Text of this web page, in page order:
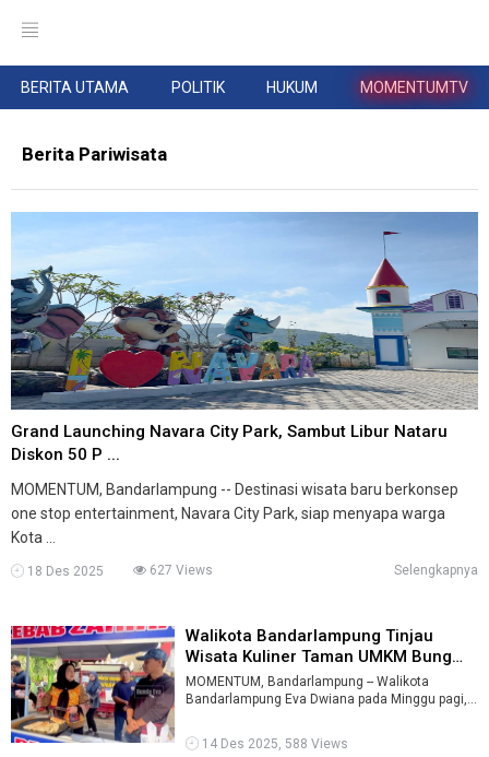
BERITA UTAMA POLITIK HUKUM MOMENTUMTV
Berita Pariwisata
Grand Launching Navara City Park, Sambut Libur Nataru
Diskon 50 P ...
MOMENTUM, Bandarlampung -- Destinasi wisata baru berkonsep
one stop entertainment, Navara City Park, siap menyapa warga
Kota ...
18 Des 2025 627 Views Selengkapnya
Walikota Bandarlampung Tinjau
Wisata Kuliner Taman UMKM Bung
Karn ...
MOMENTUM, Bandarlampung -- Walikota
Bandarlampung Eva Dwiana pada Minggu pagi,
T ...
14 Des 2025, 588 Views